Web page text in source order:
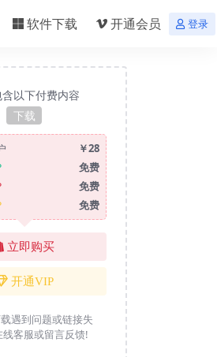
软件下载 开通会员 登录
以下付费内容
下载
￥28
免费
免费
免费
立即购买
开通VIP
遇到问题或链接失
客服或留言反馈!